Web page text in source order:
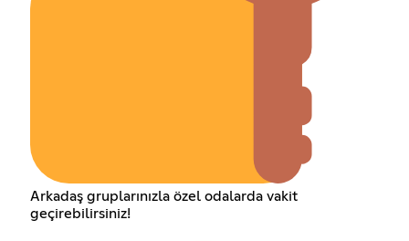
Arkadaş gruplarınızla özel odalarda vakit
geçirebilirsiniz!